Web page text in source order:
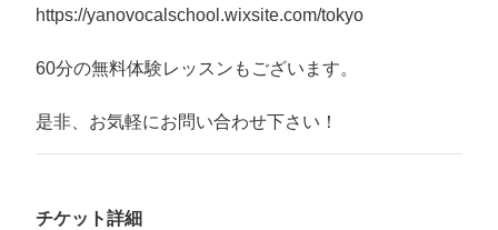
https://yanovocalschool.wixsite.com/tokyo
60分の無料体験レッスンもございます。
是非、お気軽にお問い合わせ下さい！
チケット詳細